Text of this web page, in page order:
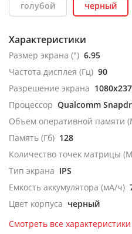
голубой черный
Характеристики
Размер экрана (") 6.95
Частота дисплея (Гц) 90
Разрешение экрана
Процессор Qualcomm
Объем оперативной памяти
Память (Гб) 128
Количество точек матрицы
Тип экрана IPS
Емкость аккумулятора (мА/ч)
Цвет корпуса черный
Смотреть все характеристики